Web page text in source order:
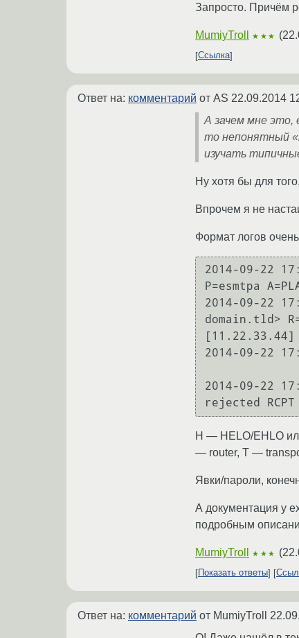
Запросто. Причём
MumiyTroll ★★★ (
Ссылка
Ответ на: комментарий от AS 22.09.2014
А зачем мне это,
то непонятный
изучать
Ну хотя бы для
Впрочем я не
Формат логов
2014-09-22
P=esmtpa
2014-09-22
domain.tld>
[11.22.33.44]
2014-09-22
2014-09-22
H — HELO/EHLO
— router, T —
Явки/пароли,
А документация у
подробным
MumiyTroll ★★★ (
Показать ответы
Ответ на: комментарий от MumiyTroll